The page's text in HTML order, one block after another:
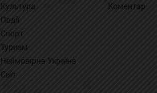
Культура
Події
Спорт
Туризм
Неймовірна Україна
Світ
Коментар